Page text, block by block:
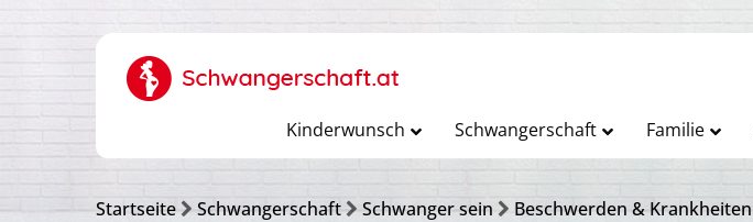
Kinderwunsch Schwangerschaft Familie
Startseite Schwangerschaft Schwanger sein Beschwerden & Krankheiten